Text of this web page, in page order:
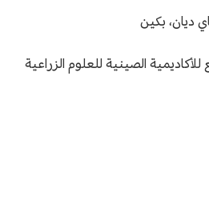
الصينية للعلوم الزراعية